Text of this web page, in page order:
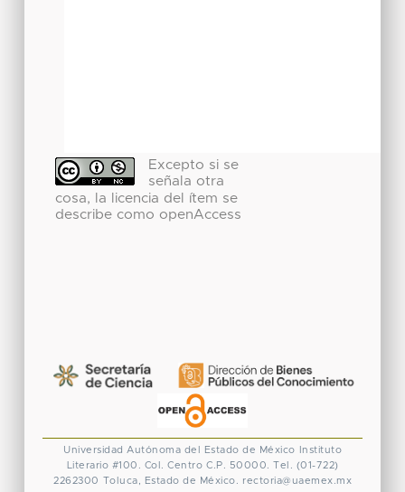
Excepto si se
señala otra
cosa, la licencia del ítem se
describe como openAccess
Universidad Autónoma del Estado de México
Instituto
Literario #100. Col. Centro C.P. 50000. Tel. (01-722)
2262300 Toluca, Estado de México. rectoria@uaemex.mx